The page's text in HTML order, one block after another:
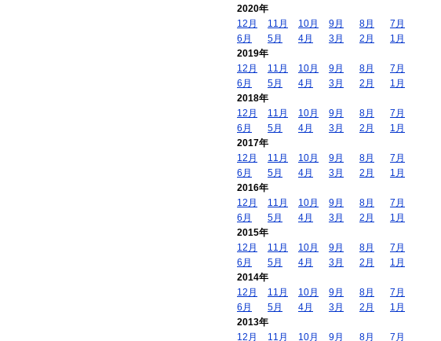
2020年
12月
11月 10月 9月 8月
7月
6月
5月 4月 3月 2月
1月
2019年
12月
11月 10月 9月 8月
7月
6月
5月 4月 3月 2月
1月
2018年
12月
11月 10月 9月 8月
7月
6月
5月 4月 3月 2月
1月
2017年
12月
11月 10月 9月 8月
7月
6月
5月 4月 3月 2月
1月
2016年
12月
11月 10月 9月 8月
7月
6月
5月 4月 3月 2月
1月
2015年
12月
11月 10月 9月 8月
7月
6月
5月 4月 3月 2月
1月
2014年
12月
11月 10月 9月 8月
7月
6月
5月 4月 3月 2月
1月
2013年
12月
11月 10月 9月 8月 7月